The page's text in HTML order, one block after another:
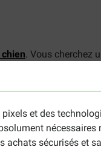
et des
nécessaires
achats sécurisés et
. Vous cherchez
mâcher